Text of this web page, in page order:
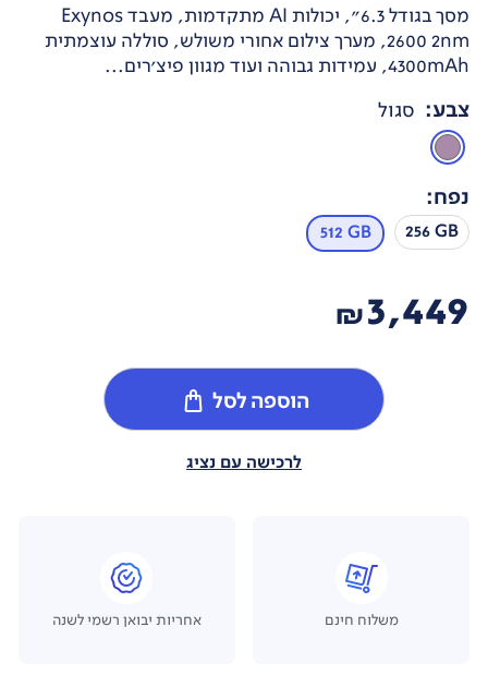
מסך בגודל 6.3", יכולות AI מתקדמות, מעבד Exynos
2600 2nm, מערך צילום אחורי משולש, סוללה עוצמתית
4300mAh, עמידות גבוהה ועוד מגוון פיצ'רים...
צבע: סגול
נפח:
256 GB
512 GB
3,449
₪
הוספה לסל
לרכישה עם נציג
משלוח חינם אחריות יבואן רשמי לשנה